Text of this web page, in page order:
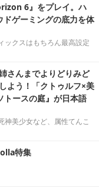
6』をプレイ。ハ
ゲーミングの底力を体
ックスはもちろん最高設定
さんまでよりどりみど
よう！「クトゥルフ×美
トースの庭』が日本語
神美少女など、属性てんこ
特集